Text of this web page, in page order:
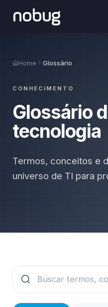
nobug
Home Glossário
CONHECIMENTO
Glossário
tecnologia
Termos, conceitos e
universo de TI para